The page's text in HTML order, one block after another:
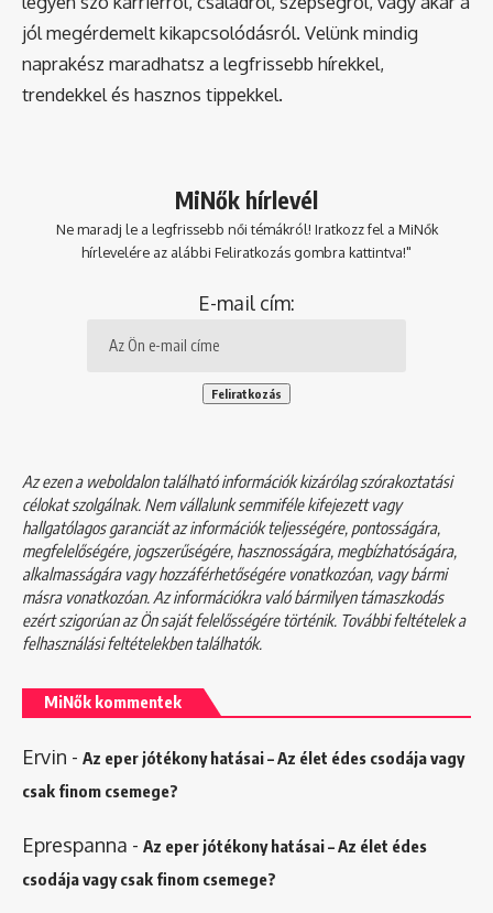
jól megérdemelt kikapcsolódásról. Velünk mindig
naprakész maradhatsz a legfrissebb hírekkel,
trendekkel és hasznos tippekkel.
MiNők hírlevél
Ne maradj le a legfrissebb női témákról! Iratkozz fel a MiNők
hírlevelére az alábbi Feliratkozás gombra kattintva!"
E-mail cím:
Az ezen a weboldalon található információk kizárólag szórakoztatási
célokat szolgálnak. Nem vállalunk semmiféle kifejezett vagy
hallgatólagos garanciát az információk teljességére, pontosságára,
megfelelőségére, jogszerűségére, hasznosságára, megbízhatóságára,
alkalmasságára vagy hozzáférhetőségére vonatkozóan, vagy bármi
másra vonatkozóan. Az információkra való bármilyen támaszkodás
ezért szigorúan az Ön saját felelősségére történik. További feltételek a
felhasználási feltételekbentalálhatók.
MiNők kommentek
Ervin - Az eper jótékony hatásai – Az élet édes csodája vagy
csak finom csemege?
Eprespanna - Az eper jótékony hatásai – Az élet édes
csodája vagy csak finom csemege?